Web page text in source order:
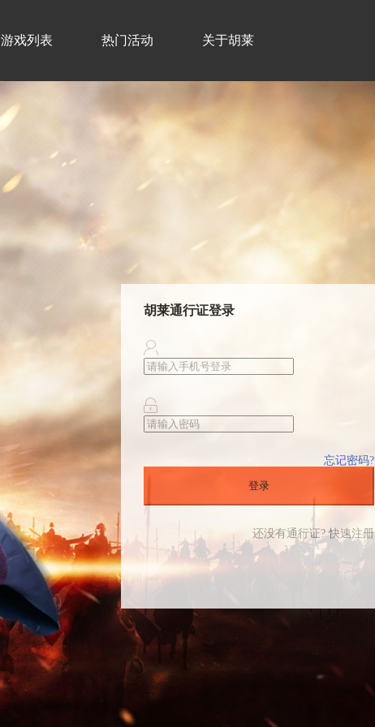
游戏列表 热门活动 关于胡莱
胡莱通行证登录
忘记密码?
登录
还没有通行证? 快速注册